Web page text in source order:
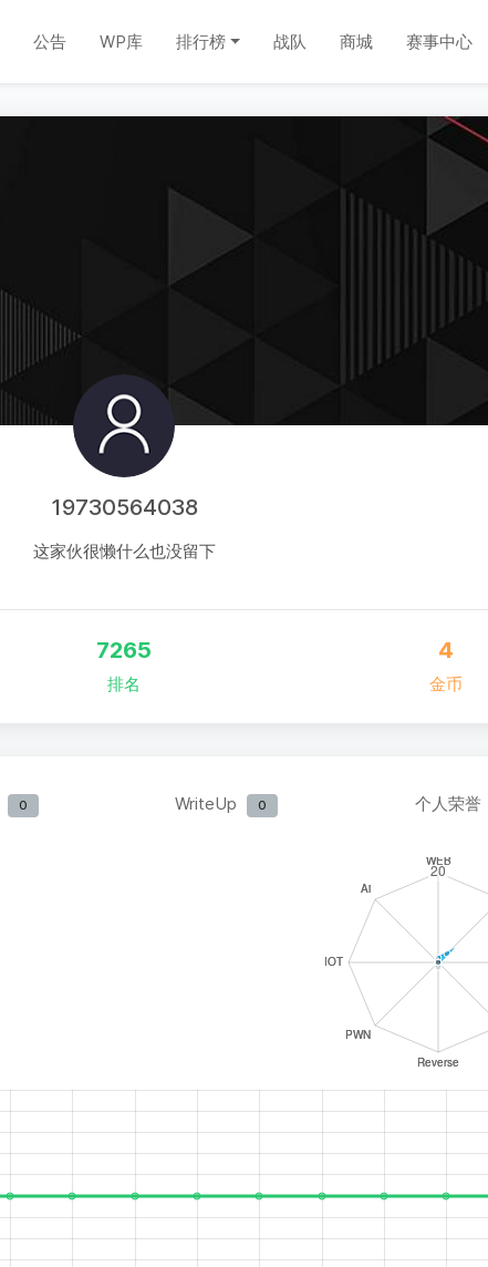
公告 WP库 排行榜 战队 商城 赛事中心
19730564038
这家伙很懒什么也没留下
7265
排名
4
金币
0 WriteUp 0 个人荣誉